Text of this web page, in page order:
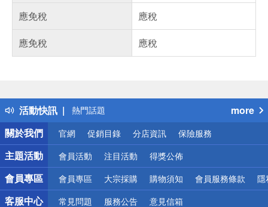
應免稅
應稅
應免稅
應稅
活動快訊
得獎公告
熱門話題
銀行優惠
偏遠地區配送
詐騙網頁！請小心！
more
關於我們
官網 促銷目錄 分店資訊 保險服務
主題活動 會員活動 注目活動 得獎公佈
會員專區 會員專區 大宗採購 購物須知 會員服務條款 隱
客服中心 常見問題 服務公告 意見信箱